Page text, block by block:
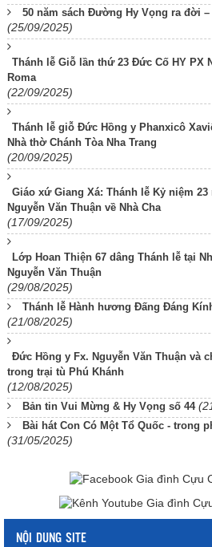
50 năm sách Đường Hy Vọng ra đời –
(25/09/2025)
Thánh lễ Giỗ lần thứ 23 Đức Cố HY PX
Roma
(22/09/2025)
Thánh lễ giỗ Đức Hồng y Phanxicô
Nhà thờ Chánh Tòa Nha Trang
(20/09/2025)
Giáo xứ Giang Xá: Thánh lễ Kỷ niệm
Nguyễn Văn Thuận về Nhà Cha
(17/09/2025)
Lớp Hoan Thiện 67 dâng Thánh lễ tại
Nguyễn Văn Thuận
(29/08/2025)
Thánh lễ Hành hương Đấng Đáng
(21/08/2025)
Đức Hồng y Fx. Nguyễn Văn Thuận và
trong trại tù Phú Khánh
(12/08/2025)
Bản tin Vui Mừng & Hy Vọng số 44
Bài hát Con Có Một Tổ Quốc - trong
(31/05/2025)
NỘI DUNG SITE